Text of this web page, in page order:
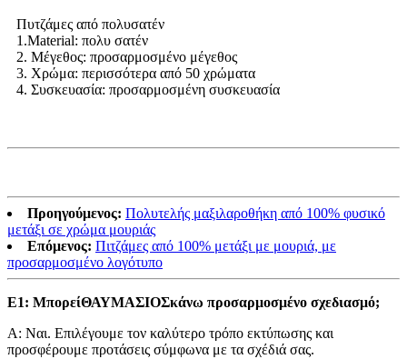
Πυτζάμες από πολυσατέν
1.Material: πολυ σατέν
2. Μέγεθος: προσαρμοσμένο μέγεθος
3. Χρώμα: περισσότερα από 50 χρώματα
4. Συσκευασία: προσαρμοσμένη συσκευασία
Προηγούμενος: Πολυτελής μαξιλαροθήκη από 100% φυσικό
μετάξι σε χρώμα μουριάς
Επόμενος: Πιτζάμες από 100% μετάξι με μουριά, με
προσαρμοσμένο λογότυπο
Ε1: ΜπορείΘΑΥΜΑΣΙΟΣκάνω προσαρμοσμένο σχεδιασμό;
Α: Ναι. Επιλέγουμε τον καλύτερο τρόπο εκτύπωσης και
προσφέρουμε προτάσεις σύμφωνα με τα σχέδιά σας.